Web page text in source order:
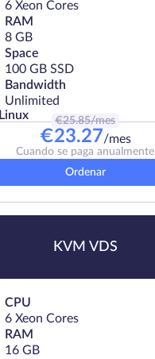
6 Xeon Cores
RAM
8 GB
Space
100 GB SSD
Bandwidth
Unlimited
Linux
€25.85/mes
€23.27/mes
Cuando se paga anualmente
Ordenar
KVM VDS
CPU
6 Xeon Cores
RAM
16 GB